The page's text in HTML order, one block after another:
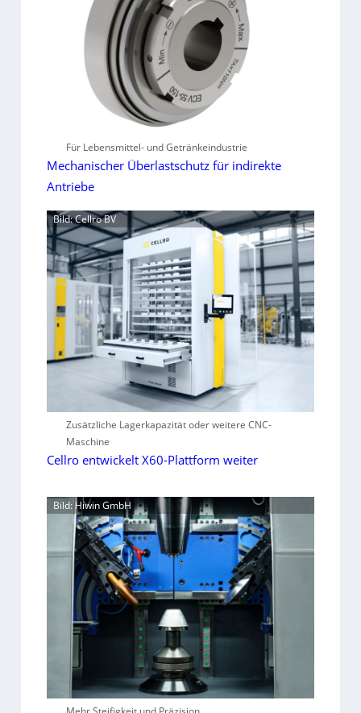
Für Lebensmittel- und Getränkeindustrie
Mechanischer Überlastschutz für indirekte
Antriebe
Bild: Cellro BV
Zusätzliche Lagerkapazität oder weitere CNC-
Maschine
Cellro entwickelt X60-Plattform weiter
Bild: Hiwin GmbH